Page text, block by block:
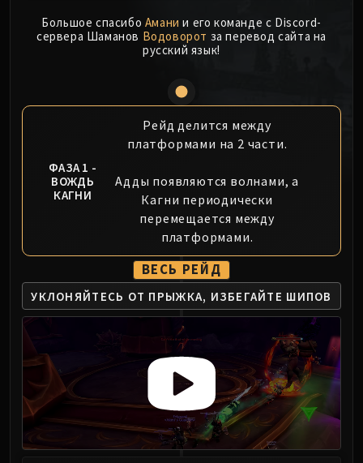
The Stone Guard
Feng the Accursed
The Spirit Kings
Elegon
Will of the Emperor
Blade Lord Ta'yak
Garalon
Wind Lord Mel'jarak
Amber-Shaper Un'sok
Grand Empress Shek'zeer
Protectors of the Endless
Tsulong
Lei Shi
Sha of Fear
LIBERATION OF UNDERMINE
Vexie and the Geargrinders
Cauldron of Carnage
Rik Reverb
Stix Bunkjunker
Большое спасибо Амани и его команде с Discord-
сервера Шаманов Водоворот за перевод сайта на
русский язык!
ФАЗА 1 -
ВОЖДЬ
КАГНИ
Рейд делится между
платформами на 2 части.
Адды появляются волнами, а
Кагни периодически
перемещается между
платформами.
ВЕСЬ РЕЙД
УКЛОНЯЙТЕСЬ ОТ ПРЫЖКА, ИЗБЕГАЙТЕ ШИПОВ